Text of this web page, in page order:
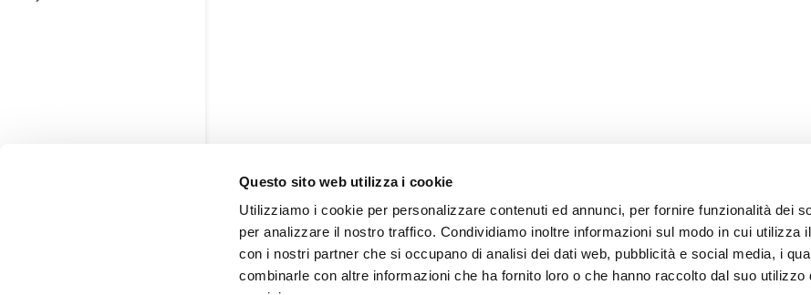
Questo sito web utilizza i cookie
Utilizziamo i cookie per personalizzare contenuti ed annunci, per fornire funzionalità dei
per analizzare il nostro traffico. Condividiamo inoltre informazioni sul modo in cui utilizza
con i nostri partner che si occupano di analisi dei dati web, pubblicità e social media, i
combinarle con altre informazioni che ha fornito loro o che hanno raccolto dal suo utilizzo